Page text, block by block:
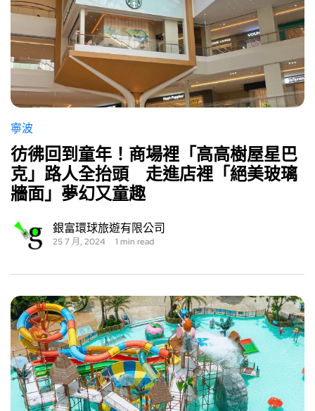
寧波
彷彿回到童年！商場裡「高高樹屋星巴
克」路人全抬頭 走進店裡「絕美玻璃
牆面」夢幻又童趣
銀富環球旅遊有限公司
25 7 月, 2024 1 min read